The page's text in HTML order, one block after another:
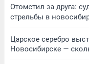
Отомстил за друга:
стрельбы в
Царское серебро
Новосибирске —